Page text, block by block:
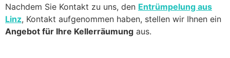
Nachdem Sie Kontakt zu uns, den Entrümpelung aus
Linz, Kontakt aufgenommen haben, stellen wir Ihnen ein
Angebot für Ihre Kellerräumung aus.